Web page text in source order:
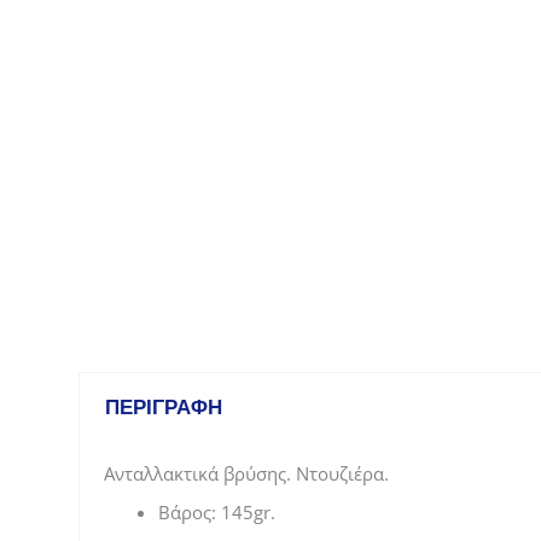
ΠΕΡΙΓΡΑΦΉ
Ανταλλακτικά βρύσης. Ντουζιέρα.
Βάρος: 145gr.